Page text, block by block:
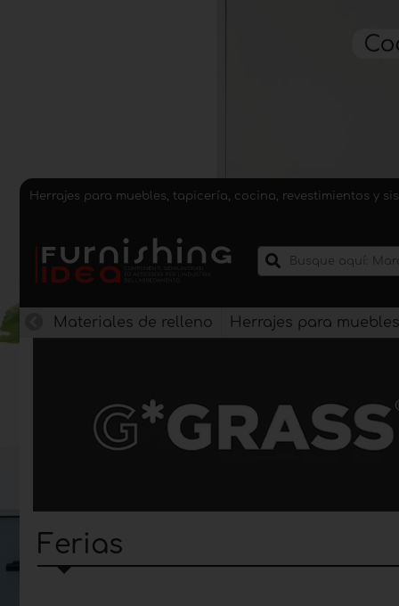
Herrajes para muebles, tapicería, cocina, revestimientos y
Materiales de relleno Herrajes para muebles
Ferias